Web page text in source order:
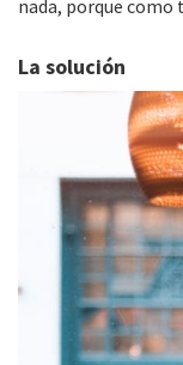
nada, porque como
La solución